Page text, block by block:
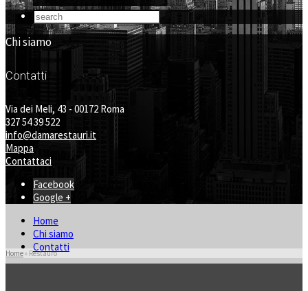
Chi siamo
Contatti
Via dei Meli, 43 - 00172 Roma
327 54 39 522
info@damarestauri.it
Mappa
Contattaci
Facebook
Google +
Home
Chi siamo
Contatti
Home» Restauro